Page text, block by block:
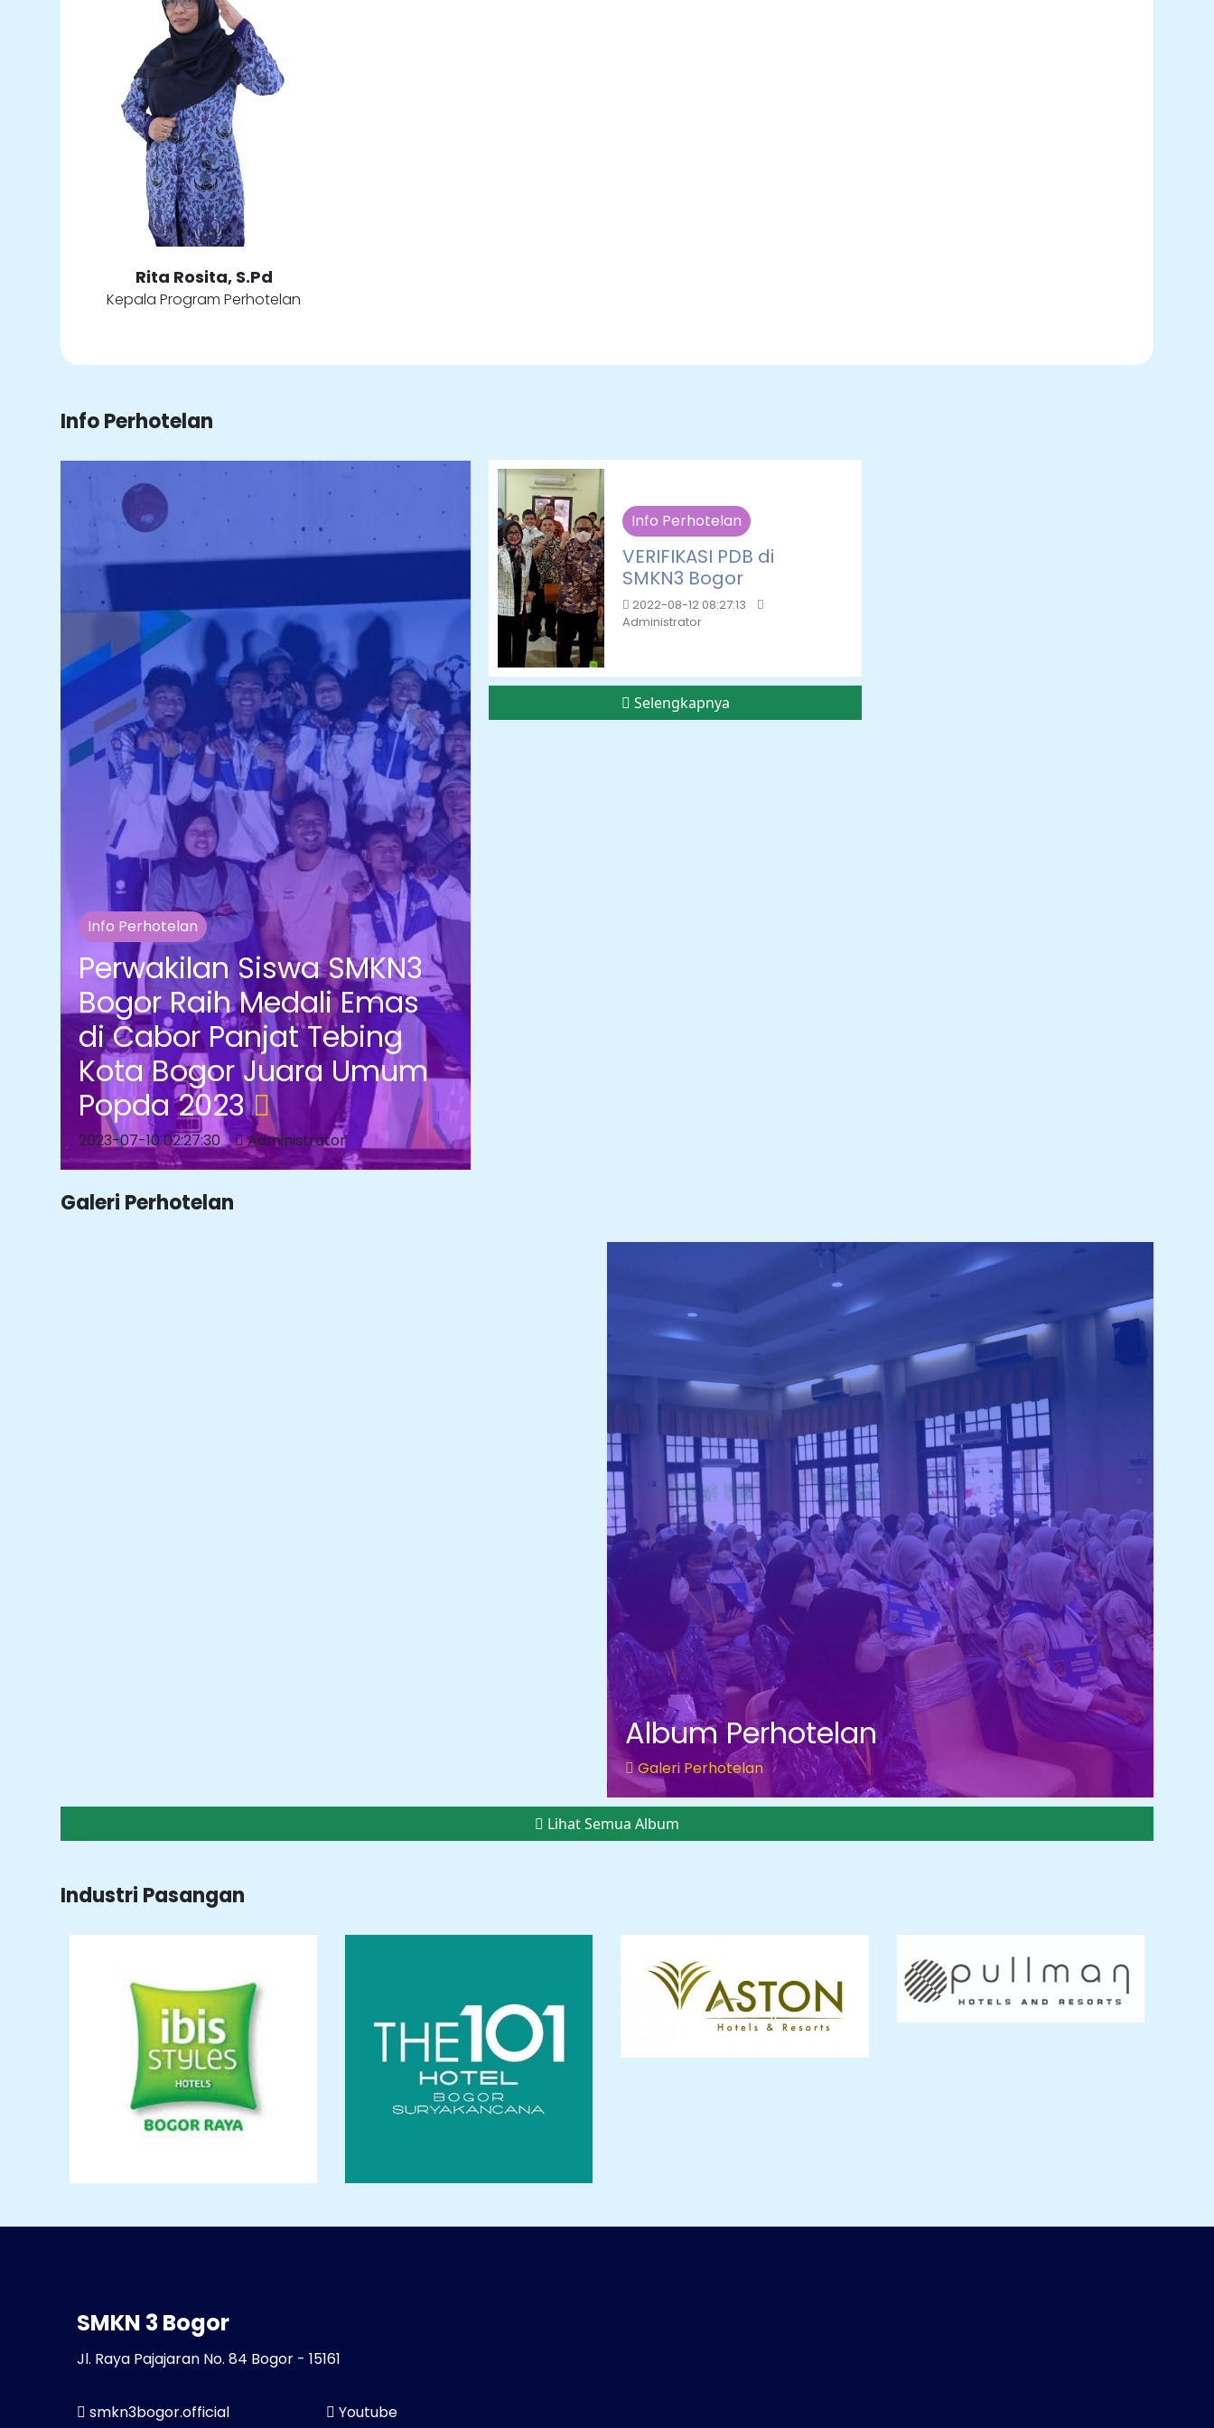
Rita Rosita, S.Pd
Kepala Program Perhotelan
Info Perhotelan
Info Perhotelan
Perwakilan Siswa SMKN3
Bogor Raih Medali Emas
di Cabor Panjat Tebing
Kota Bogor Juara Umum
Popda 2023
2023-07-10 02:27:30 Administrator
Info Perhotelan
VERIFIKASI PDB di
SMKN3 Bogor
2022-08-12 08:27:13
Administrator
Selengkapnya
Galeri Perhotelan
Album Perhotelan
Galeri Perhotelan
Lihat Semua Album
Industri Pasangan
SMKN 3 Bogor
Jl. Raya Pajajaran No. 84 Bogor - 15161
smkn3bogor.official Youtube